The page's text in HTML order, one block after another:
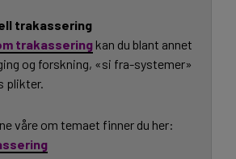
trakassering
trakassering kan du blant annet
og forskning, «si fra-systemer»
plikter.
våre om temaet finner du her: